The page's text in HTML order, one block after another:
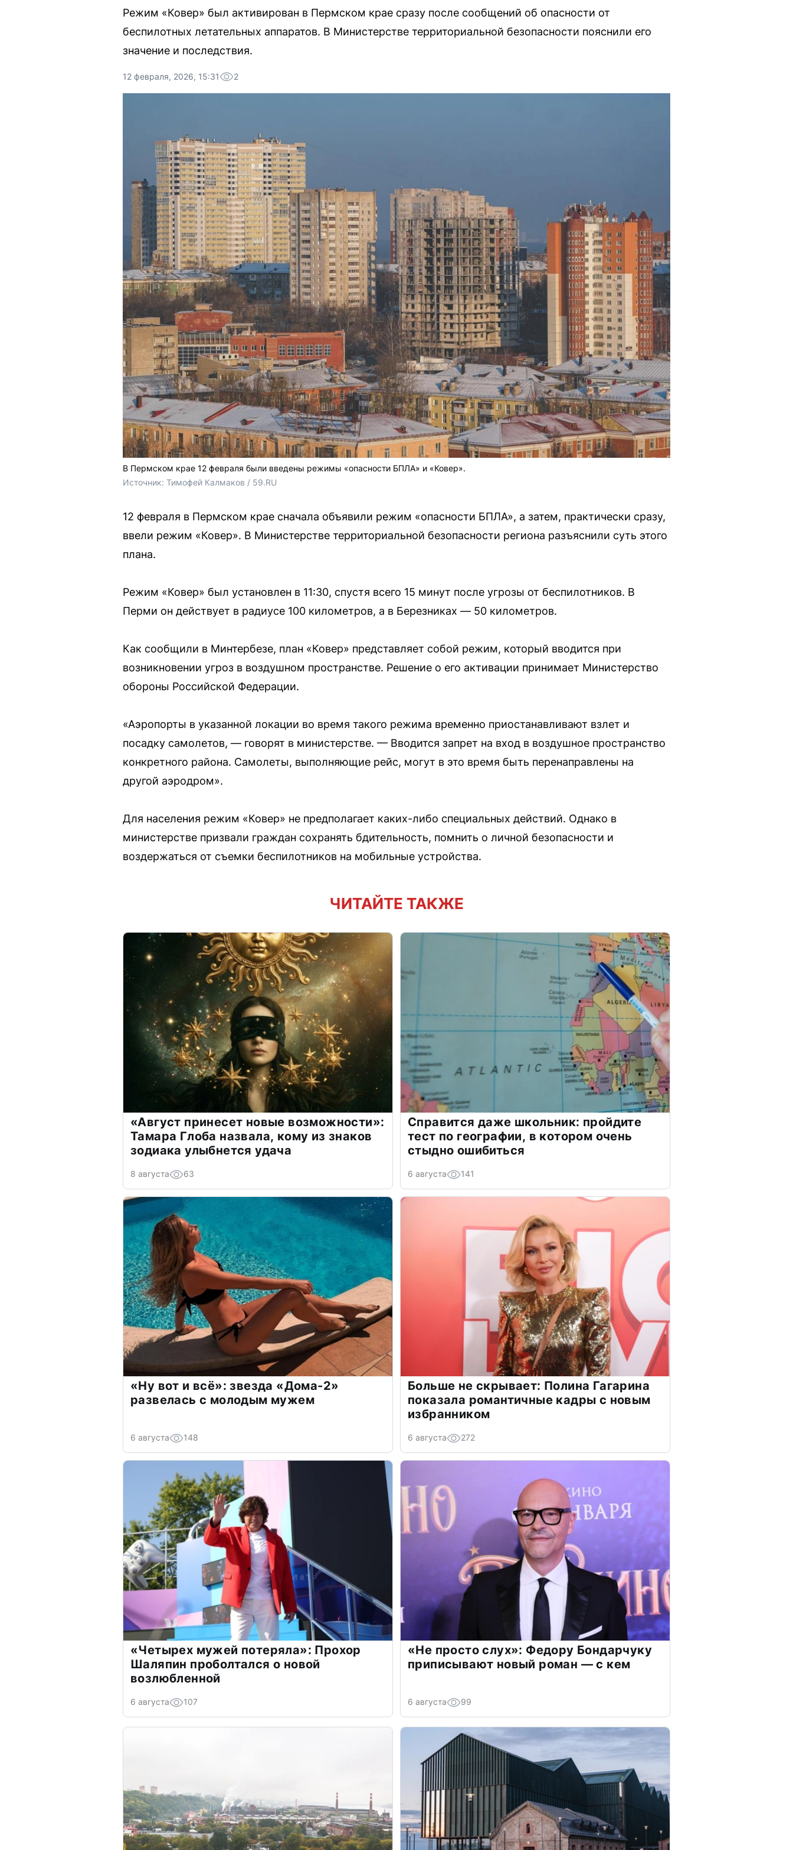
Режим «Ковер» был активирован в Пермском крае сразу после сообщений об опасности от
беспилотных летательных аппаратов. В Министерстве территориальной безопасности пояснили его
значение и последствия.
12 февраля, 2026, 15:31 2
В Пермском крае 12 февраля были введены режимы «опасности БПЛА» и «Ковер».
Источник: Тимофей Калмаков / 59.RU
12 февраля в Пермском крае сначала объявили режим «опасности БПЛА», а затем, практически сразу,
ввели режим «Ковер». В Министерстве территориальной безопасности региона разъяснили суть этого
плана.
Режим «Ковер» был установлен в 11:30, спустя всего 15 минут после угрозы от беспилотников. В
Перми он действует в радиусе 100 километров, а в Березниках — 50 километров.
Как сообщили в Минтербезе, план «Ковер» представляет собой режим, который вводится при
возникновении угроз в воздушном пространстве. Решение о его активации принимает Министерство
обороны Российской Федерации.
«Аэропорты в указанной локации во время такого режима временно приостанавливают взлет и
посадку самолетов, — говорят в министерстве. — Вводится запрет на вход в воздушное пространство
конкретного района. Самолеты, выполняющие рейс, могут в это время быть перенаправлены на
другой аэродром».
Для населения режим «Ковер» не предполагает каких-либо специальных действий. Однако в
министерстве призвали граждан сохранять бдительность, помнить о личной безопасности и
воздержаться от съемки беспилотников на мобильные устройства.
ЧИТАЙТЕ ТАКЖЕ
«Август принесет новые возможности»:
Тамара Глоба назвала, кому из знаков
зодиака улыбнется удача
8 августа 63
Справится даже школьник: пройдите
тест по географии, в котором очень
стыдно ошибиться
6 августа 141
«Ну вот и всё»: звезда «Дома-2»
развелась с молодым мужем
6 августа 148
Больше не скрывает: Полина Гагарина
показала романтичные кадры с новым
избранником
6 августа 272
«Четырех мужей потеряла»: Прохор
Шаляпин проболтался о новой
возлюбленной
6 августа 107
«Не просто слух»: Федору Бондарчуку
приписывают новый роман — с кем
6 августа 99